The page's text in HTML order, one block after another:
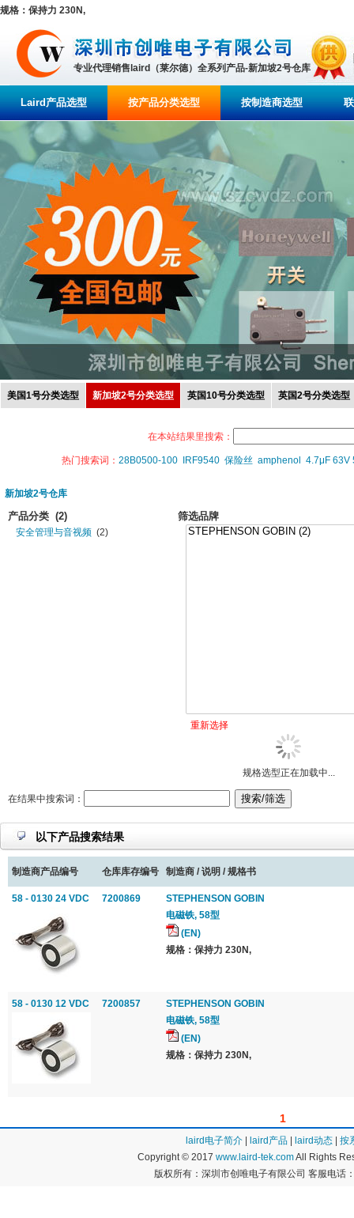
规格：保持力 230N,
专业代理销售laird（莱尔德）全系列产品-新加坡2号仓库
Laird产品选型 按产品分类选型 按制造商选型
美国1号分类选型 新加坡2号分类选型 英国10号分类选型 英国2号分类选型
在本站结果里搜索：
热门搜索词： 28B0500-100 IRF9540 保险丝 amphenol 4.7μF 63V
新加坡2号仓库
产品分类 (2)
安全管理与音视频 (2)
筛选品牌
重新选择
规格选型正在加载中...
在结果中搜索词：
以下产品搜索结果
制造商产品编号 仓库库存编号 制造商 / 说明 / 规格书
58 - 0130 24 VDC 7200869
STEPHENSON GOBIN
电磁铁, 58型
(EN)
规格：保持力 230N,
58 - 0130 12 VDC 7200857
STEPHENSON GOBIN
电磁铁, 58型
(EN)
规格：保持力 230N,
1
laird电子简介 laird产品 laird动态
按
Copyright © 2017 www.laird-tek.comAll Rights
版权所有：深圳市创唯电子有限公司 客服电话